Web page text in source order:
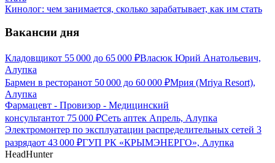
Кинолог: чем занимается, сколько зарабатывает, как им стать
Вакансии дня
Кладовщикот 55 000 до 65 000 ₽Власюк Юрий Анатольевич,
Алупка
Бармен в ресторанот 50 000 до 60 000 ₽Мрия (Mriya Resort),
Алупка
Фармацевт - Провизор - Медицинский
консультантот 75 000 ₽Сеть аптек Апрель, Алупка
Электромонтер по эксплуатации распределительных сетей 3
разрядаот 43 000 ₽ГУП РК «КРЫМЭНЕРГО», Алупка
HeadHunter